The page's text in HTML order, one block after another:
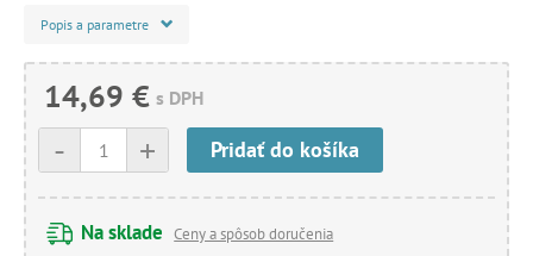
Popis a parametre
14,69 € s DPH
+
- Pridať do košíka
Na sklade Ceny a spôsob doručenia